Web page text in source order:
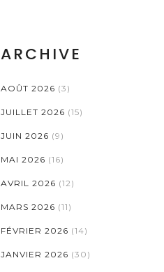
ARCHIVE
AOÛT 2026 (3)
JUILLET 2026 (15)
JUIN 2026 (9)
MAI 2026 (16)
AVRIL 2026 (12)
MARS 2026 (11)
FÉVRIER 2026 (14)
JANVIER 2026 (30)